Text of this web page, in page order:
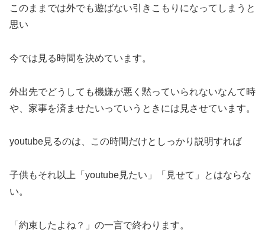
このままでは外でも遊ばない引きこもりになってしまうと
思い
今では見る時間を決めています。
外出先でどうしても機嫌が悪く黙っていられないなんて時
や、家事を済ませたいっていうときには見させています。
youtube見るのは、この時間だけとしっかり説明すれば
子供もそれ以上「youtube見たい」「見せて」とはならな
い。
「約束したよね？」の一言で終わります。